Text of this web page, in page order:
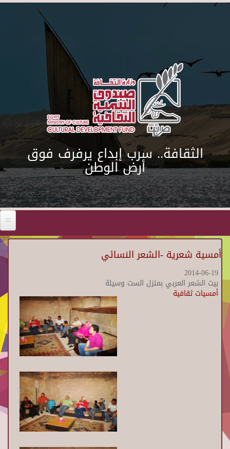
Skip to main content
الثقافة.. سرب إبداع يرفرف فوق
أرض الوطن
أمسية شعرية -الشعر النسائي
2014-06-19
بيت الشعر العربي بمنزل الست وسيلة
أمسيات ثقافية